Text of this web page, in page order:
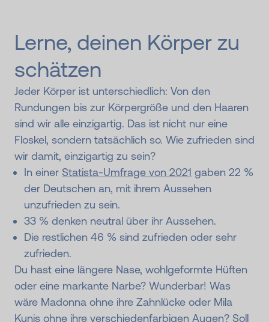
Lerne, deinen Körper zu
schätzen
Jeder Körper ist unterschiedlich: Von den
Rundungen bis zur Körpergröße und den Haaren
sind wir alle einzigartig. Das ist nicht nur eine
Floskel, sondern tatsächlich so. Wie zufrieden sind
wir damit, einzigartig zu sein?
In einer Statista-Umfrage von 2021 gaben 22 %
der Deutschen an, mit ihrem Aussehen
unzufrieden zu sein.
33 % denken neutral über ihr Aussehen.
Die restlichen 46 % sind zufrieden oder sehr
zufrieden.
Du hast eine längere Nase, wohlgeformte Hüften
oder eine markante Narbe? Wunderbar! Was
wäre Madonna ohne ihre Zahnlücke oder Mila
Kunis ohne ihre verschiedenfarbigen Augen? Soll